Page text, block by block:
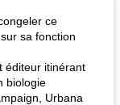
ce
sa fonction
éditeur itinérant
biologie
Urbana